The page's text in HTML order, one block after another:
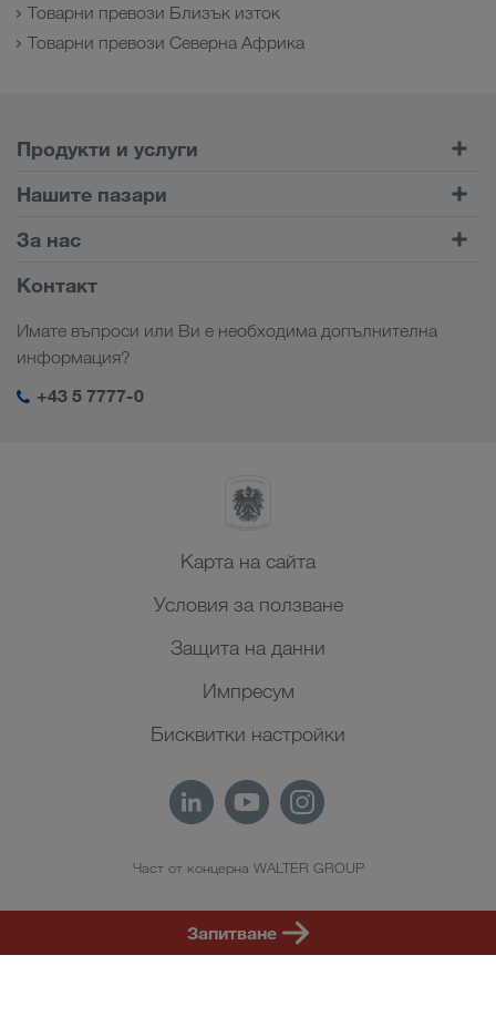
Товарни превози Близък изток
Товарни превози Северна Африка
Запитване
Продукти и услуги
Шосейни превози
Портал за клиенти CONNECT
Дигитални решения
Браншови решения
Моят вход в системата на LKW WALTER
Нашите пазари
Европа
Кавказ
Централна Азия
Близък Изток
Северна Африка
За нас
Фирмена информация
Социална отговорност
Контакт
Имате въпроси или Ви е необходима допълнителна
информация?
+43 5 7777-0
Карта на сайта
Условия за ползване
Защита на данни
Импресум
Бисквитки настройки
Част от концерна WALTER GROUP